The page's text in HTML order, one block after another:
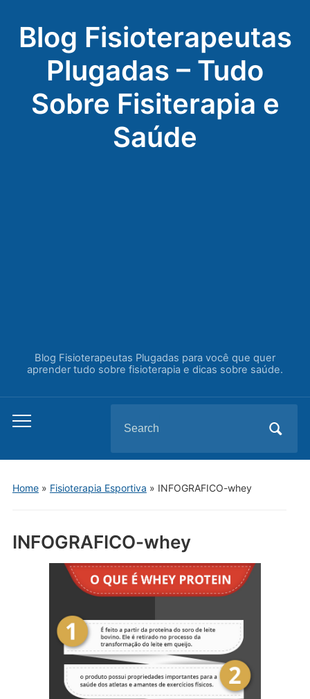
Blog Fisioterapeutas
Plugadas – Tudo
Sobre Fisiterapia e
Saúde
Blog Fisioterapeutas Plugadas para você que quer
aprender tudo sobre fisioterapia e dicas sobre saúde.
Toggle
menu
for:
Home» Fisioterapia Esportiva » INFOGRAFICO-whey
INFOGRAFICO-whey